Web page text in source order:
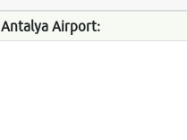
Antalya Airport: